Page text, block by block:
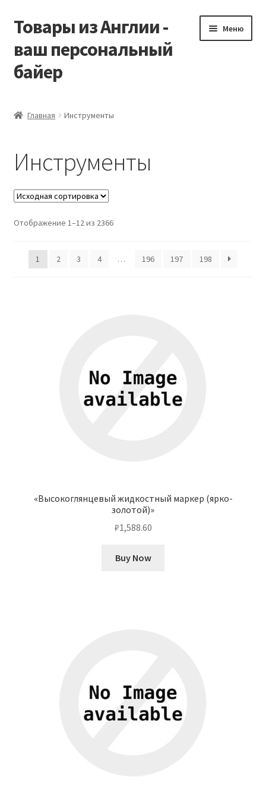
Перейти
навигации
Перейти
содержимому
Товары из Англии -
ваш персональный
байер
Меню
Заказать Vitabiotics
Контакты
Корзина
Мой аккаунт
Главная Инструменты
Инструменты
Отображение 1–12 из 2366
1 2 3 4 … 196 197 198
«Высокоглянцевый жидкостный маркер (ярко-
золотой)»
₽1,588.60
Buy Now